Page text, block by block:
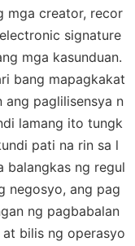
mga creator, recor
signature
mga kasunduan.
bang mapagkakat
ang paglilisensya n
lamang ito tungk
pati na rin sa l
balangkas ng regul
negosyo, ang pag
ng pagbabalan
bilis ng operasyo